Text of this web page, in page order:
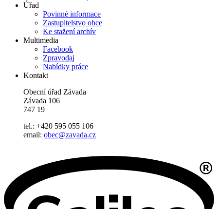
Úřad
Povinné informace
Zastupitelstvo obce
Ke stažení archív
Multimedia
Facebook
Zpravodaj
Nabídky práce
Kontakt
Obecní úřad Závada
Závada 106
747 19
tel.: +420 595 055 106
email: obec@zavada.cz